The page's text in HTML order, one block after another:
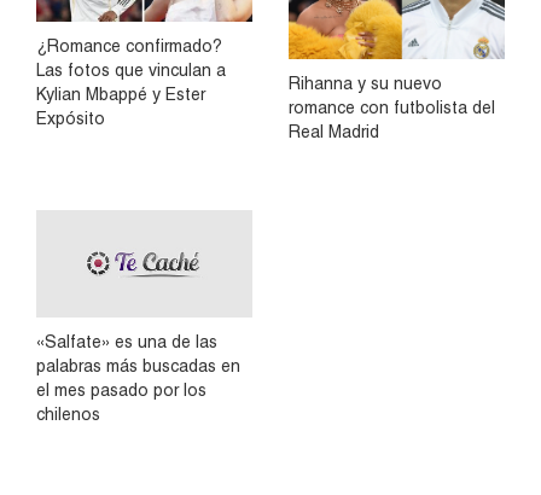
¿Romance confirmado?
Las fotos que vinculan a
Kylian Mbappé y Ester
Expósito
Rihanna y su nuevo
romance con futbolista del
Real Madrid
«Salfate» es una de las
palabras más buscadas en
el mes pasado por los
chilenos